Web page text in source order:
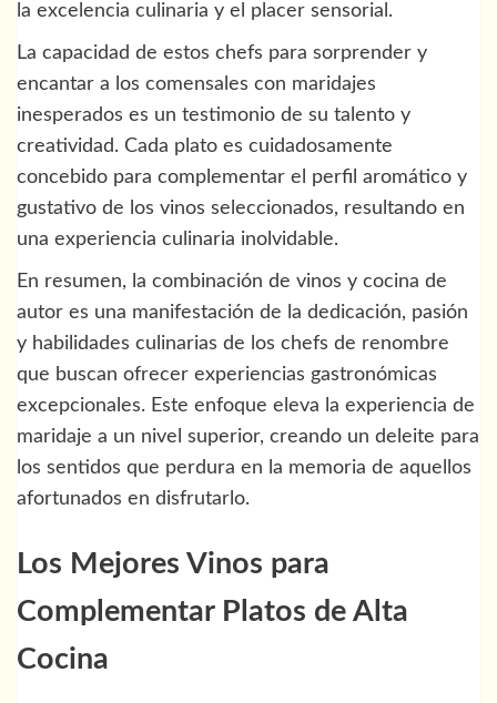
la excelencia culinaria y el placer sensorial.
La capacidad de estos chefs para sorprender y
encantar a los comensales con maridajes
inesperados es un testimonio de su talento y
creatividad. Cada plato es cuidadosamente
concebido para complementar el perfil aromático y
gustativo de los vinos seleccionados, resultando en
una experiencia culinaria inolvidable.
En resumen, la combinación de vinos y cocina de
autor es una manifestación de la dedicación, pasión
y habilidades culinarias de los chefs de renombre
que buscan ofrecer experiencias gastronómicas
excepcionales. Este enfoque eleva la experiencia de
maridaje a un nivel superior, creando un deleite para
los sentidos que perdura en la memoria de aquellos
afortunados en disfrutarlo.
Los Mejores Vinos para
Complementar Platos de Alta
Cocina